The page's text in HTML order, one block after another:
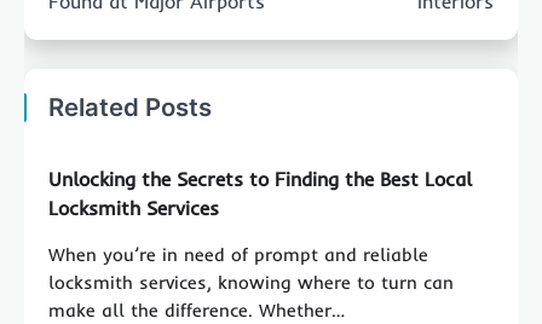
Related Posts
Unlocking the Secrets to Finding the Best Local
Locksmith Services
When you’re in need of prompt and reliable
locksmith services, knowing where to turn can
make all the difference. Whether…